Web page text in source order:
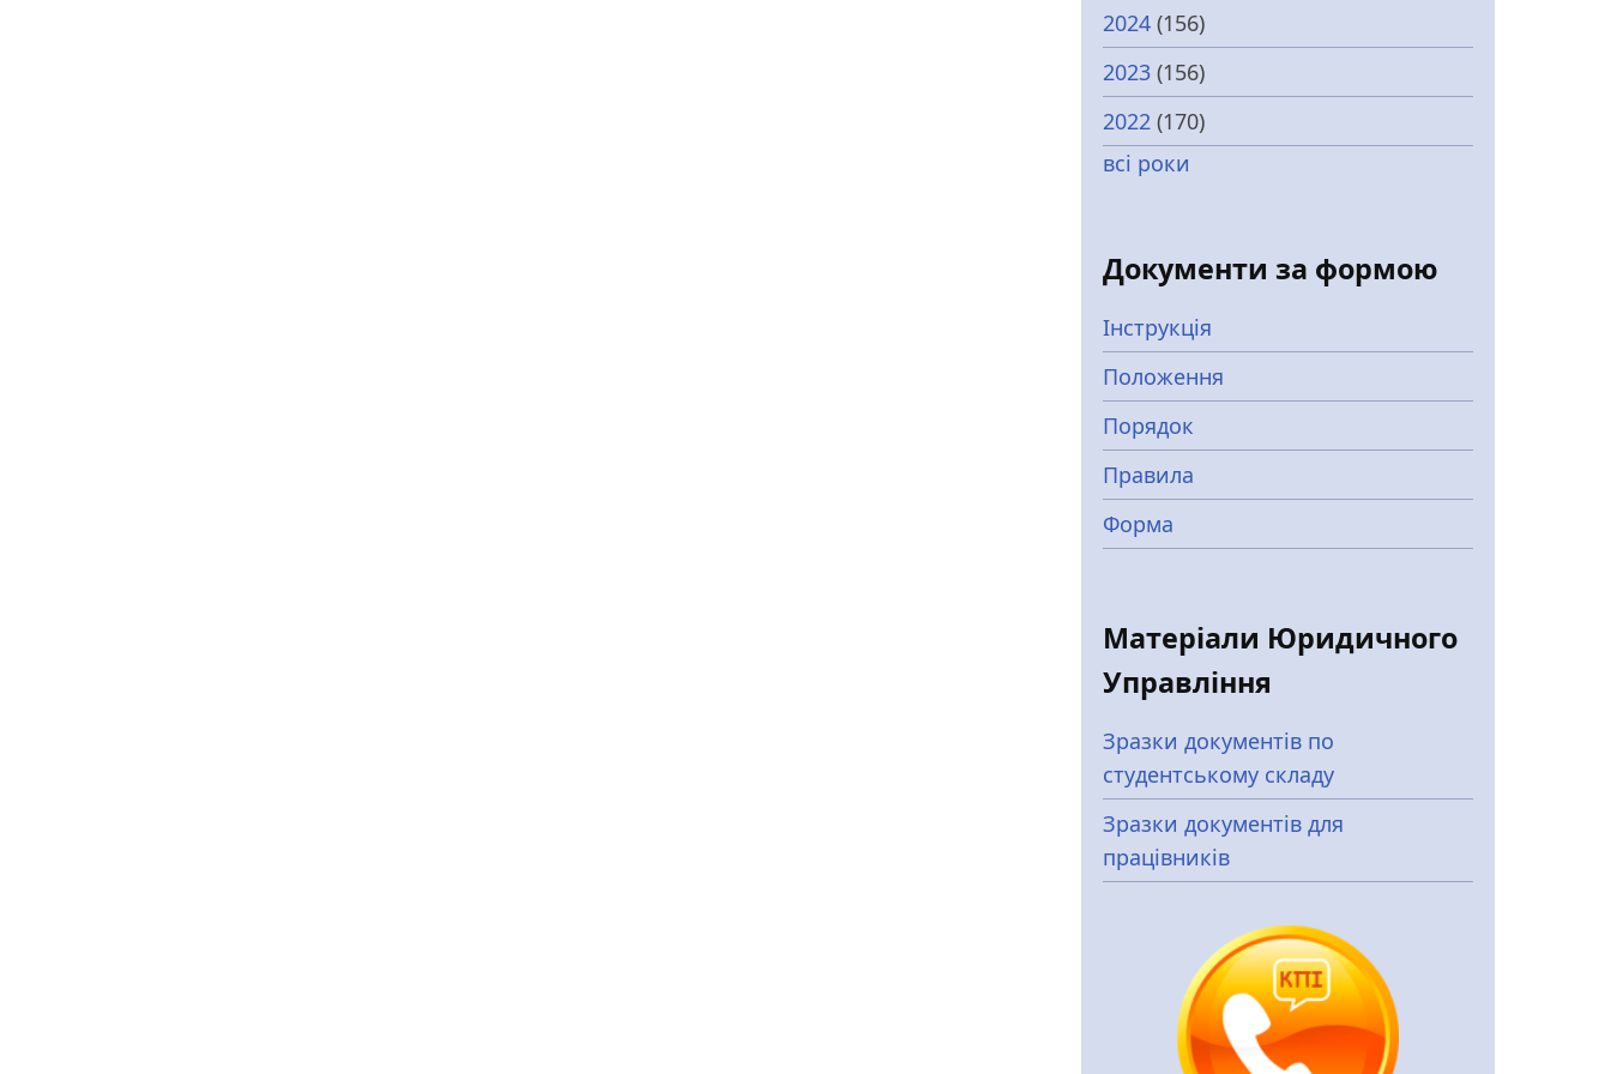
2024 (156)
2023 (156)
2022 (170)
всі роки
Документи за формою
Інструкція
Положення
Порядок
Правила
Форма
Матеріали Юридичного
Управління
Зразки документів по
студентському складу
Зразки документів для
працівників